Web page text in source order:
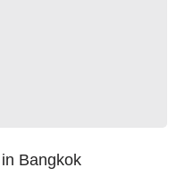
Bangkok